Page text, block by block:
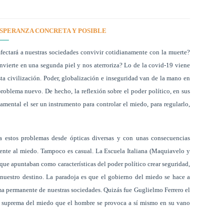
CONCRETA Y POSIBLE
a nuestras sociedades convivir cotidianamente con la muerte?
en una segunda piel y nos aterroriza? Lo de la covid-19 viene
civilización. Poder, globalización e inseguridad van de la mano en
nuevo. De hecho, la reflexión sobre el poder político, en sus
el ser un instrumento para controlar el miedo, para regularlo,
problemas desde ópticas diversas y con unas consecuencias
al miedo. Tampoco es casual. La Escuela Italiana (Maquiavelo y
apuntaban como características del poder político crear seguridad,
destino. La paradoja es que el gobierno del miedo se hace a
de nuestras sociedades. Quizás fue Guglielmo Ferrero el
del miedo que el hombre se provoca a sí mismo en su vano